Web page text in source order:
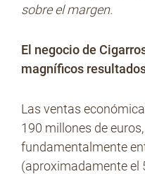
sobre el margen.
El negocio de
magníficos
Las ventas
190 millones de
fundamentalmente
(aproximadamente el